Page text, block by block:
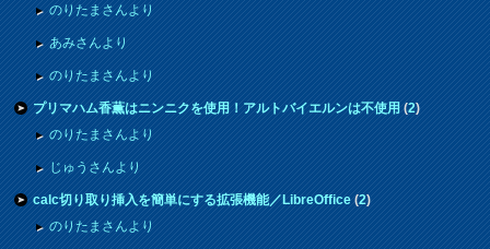
のりたまさんより
あみさんより
のりたまさんより
プリマハム香薫はニンニクを使用！アルトバイエルンは不使用(2)
のりたまさんより
じゅうさんより
calc切り取り挿入を簡単にする拡張機能／LibreOffice(2)
のりたまさんより